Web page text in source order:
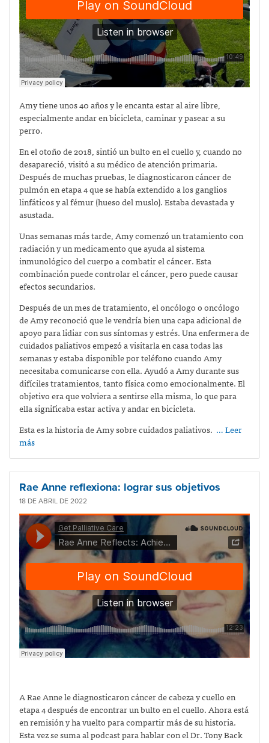
Amy tiene unos 40 años y le encanta estar al aire libre,
especialmente andar en bicicleta, caminar y pasear a su
perro.
En el otoño de 2018, sintió un bulto en el cuello y, cuando no
desapareció, visitó a su médico de atención primaria.
Después de muchas pruebas, le diagnosticaron cáncer de
pulmón en etapa 4 que se había extendido a los ganglios
linfáticos y al fémur (hueso del muslo). Estaba devastada y
asustada.
Unas semanas más tarde, Amy comenzó un tratamiento con
radiación y un medicamento que ayuda al sistema
inmunológico del cuerpo a combatir el cáncer. Esta
combinación puede controlar el cáncer, pero puede causar
efectos secundarios.
Después de un mes de tratamiento, el oncólogo o oncólogo
de Amy reconoció que le vendría bien una capa adicional de
apoyo para lidiar con sus síntomas y estrés. Una enfermera de
cuidados paliativos empezó a visitarla en casa todas las
semanas y estaba disponible por teléfono cuando Amy
necesitaba comunicarse con ella. Ayudó a Amy durante sus
difíciles tratamientos, tanto física como emocionalmente. El
objetivo era que volviera a sentirse ella misma, lo que para
ella significaba estar activa y andar en bicicleta.
Esta es la historia de Amy sobre cuidados paliativos. … Leer
más
Rae Anne reflexiona: lograr sus objetivos
18 DE ABRIL DE 2022
A Rae Anne le diagnosticaron cáncer de cabeza y cuello en
etapa 4 después de encontrar un bulto en el cuello. Ahora está
en remisión y ha vuelto para compartir más de su historia.
Esta vez se suma al podcast para hablar con el Dr. Tony Back